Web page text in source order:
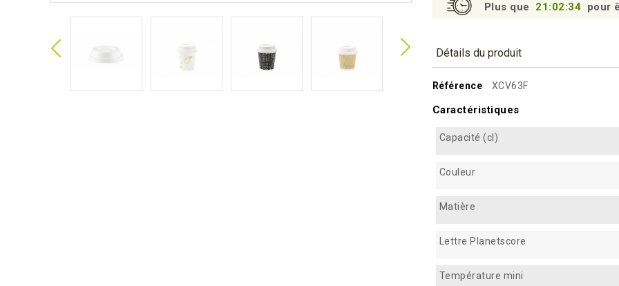
Plus que 21:02:33 pour
Détails du produit
Référence XCV63F
Caractéristiques
Capacité (cl)
Couleur
Matière
Lettre Planetscore
Température mini